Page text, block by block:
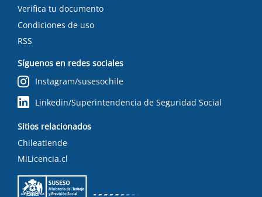
Verifica tu documento
Condiciones de uso
RSS
Síguenos en redes sociales
Instagram/susesochile
Linkedin/Superintendencia de Seguridad Social
Sitios relacionados
Chileatiende
MiLicencia.cl